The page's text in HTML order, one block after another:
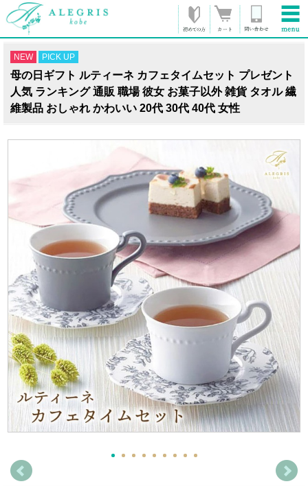
NEW PICK UP
母の日ギフト ルティーネ カフェタイムセット プレゼント
人気 ランキング 通販 職場 彼女 お菓子以外 雑貨 タオル 繊
維製品 おしゃれ かわいい 20代 30代 40代 女性